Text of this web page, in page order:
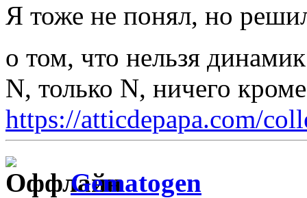
Я тоже не понял, но
о том, что нельзя
N, только N, ничего
https://atticdepapa.com/
Gematogen